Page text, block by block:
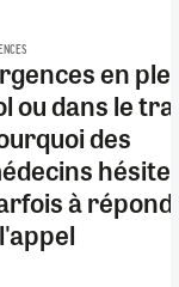
en
ou dans le
des
à